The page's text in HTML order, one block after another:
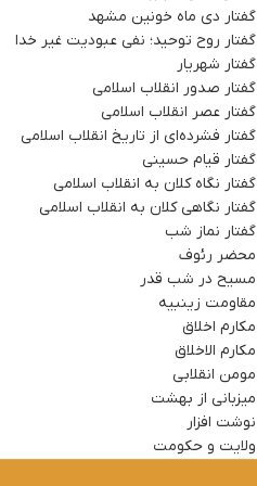
گفتار دی ماه خونین مشهد
گفتار روح توحید؛ نفی عبودیت غیر خدا
گفتار شهریار
گفتار صدور انقلاب اسلامی
گفتار عصر انقلاب اسلامی
گفتار فشرده‌ای از تاریخ انقلاب اسلامی
گفتار قیام حسینی
گفتار نگاه کلان به انقلاب اسلامی
گفتار نگاهی کلان به انقلاب اسلامی
گفتار نماز شب
محضر رئوف
مسیح در شب قدر
مقاومت زینبیه
مکارم اخلاق
مکارم الاخلاق
مومن انقلابی
میزبانی از بهشت
نوشت افزار
ولایت و حکومت